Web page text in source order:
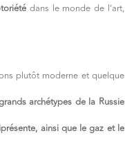
dans le monde de l’art,
plutôt moderne et quelque
archétypes de la Russie
ainsi que le gaz et le